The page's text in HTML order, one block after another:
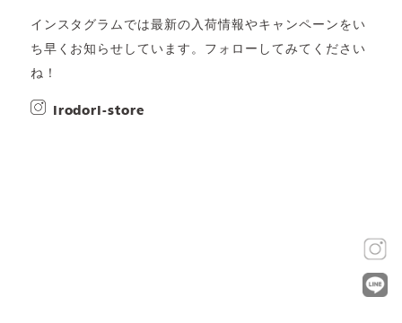
インスタグラムでは最新の入荷情報やキャンペーンをい
ち早くお知らせしています。フォローしてみてください
ね！
irodori-store